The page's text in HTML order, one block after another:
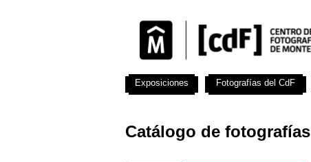
Catálogo de fotografías
Exposiciones Fotografías del CdF